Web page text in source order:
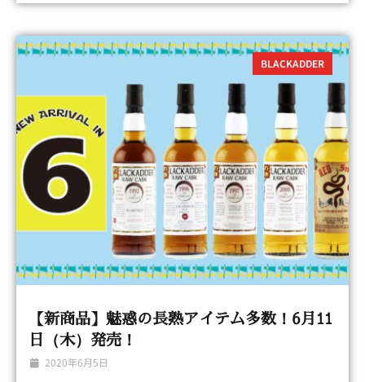
BLACKADDER
【新商品】魅惑の長熟アイテム多数！6月11
日（木）発売！
2020年6月5日